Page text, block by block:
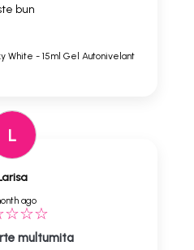
bun
White - 15ml Gel Autonivelant
L
ago
multumita